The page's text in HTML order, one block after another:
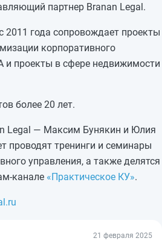
партнер Branan Legal.
2011 года сопровождает проекты
корпоративного
и проекты в сфере недвижимости
более 20 лет.
Legal — Максим Бунякин и Юлия
проводят тренинги и семинары
управления, а также делятся
канале «Практическое КУ».
21 февраля 2025